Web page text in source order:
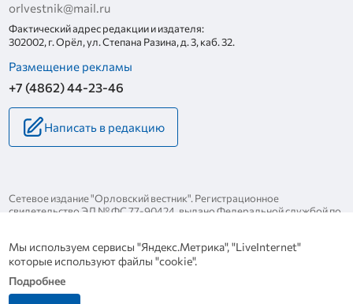
orlvestnik@mail.ru
Фактический адрес редакции и издателя:
302002, г. Орёл, ул. Степана Разина, д. 3, каб. 32.
Размещение рекламы
+7 (4862) 44-23-46
Написать в редакцию
Сетевое издание "Орловский вестник". Регистрационное
свидетельство ЭЛ № ФС 77-90424, выдано Федеральной службой по
Политика конфиденциальности
Мы используем сервисы "Яндекс.Метрика", "LiveInternet"
которые используют файлы "cookie".
Подробнее